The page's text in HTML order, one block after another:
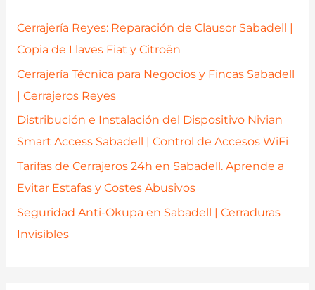
p
o
Cerrajería Reyes: Reparación de Clausor Sabadell |
Copia de Llaves Fiat y Citroën
Cerrajería Técnica para Negocios y Fincas Sabadell
| Cerrajeros Reyes
Distribución e Instalación del Dispositivo Nivian
Smart Access Sabadell | Control de Accesos WiFi
Tarifas de Cerrajeros 24h en Sabadell. Aprende a
Evitar Estafas y Costes Abusivos
Seguridad Anti-Okupa en Sabadell | Cerraduras
Invisibles